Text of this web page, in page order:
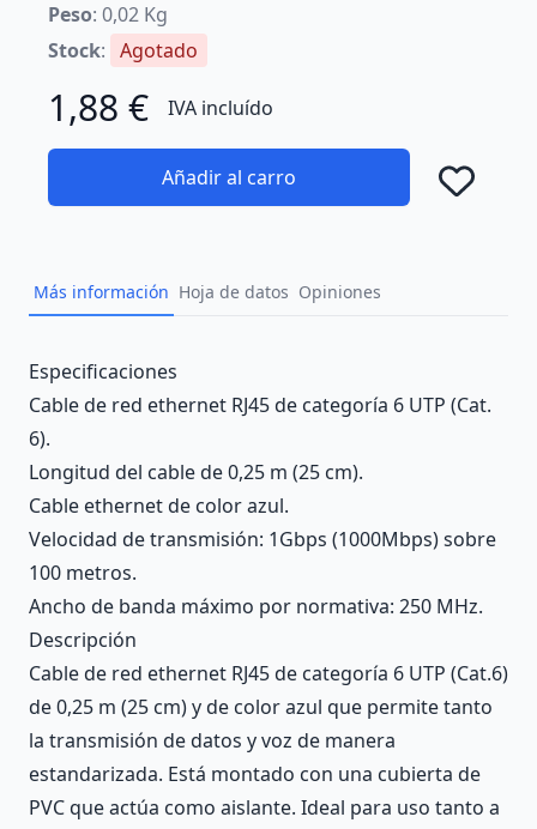
Peso: 0,02 Kg
Stock: Agotado
1,88 € IVA incluído
Añadir al carro
Más información Hoja de datos Opiniones
Description
Especificaciones
Cable de red ethernet RJ45 de categoría 6 UTP (Cat.
6).
Longitud del cable de 0,25 m (25 cm).
Cable ethernet de color azul.
Velocidad de transmisión: 1Gbps (1000Mbps) sobre
100 metros.
Ancho de banda máximo por normativa: 250 MHz.
Descripción
Cable de red ethernet RJ45 de categoría 6 UTP (Cat.6)
de 0,25 m (25 cm) y de color azul que permite tanto
la transmisión de datos y voz de manera
estandarizada. Está montado con una cubierta de
PVC que actúa como aislante. Ideal para uso tanto a